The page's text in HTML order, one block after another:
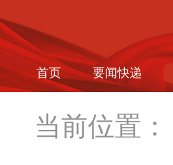
首页 要闻快递
当前位置：